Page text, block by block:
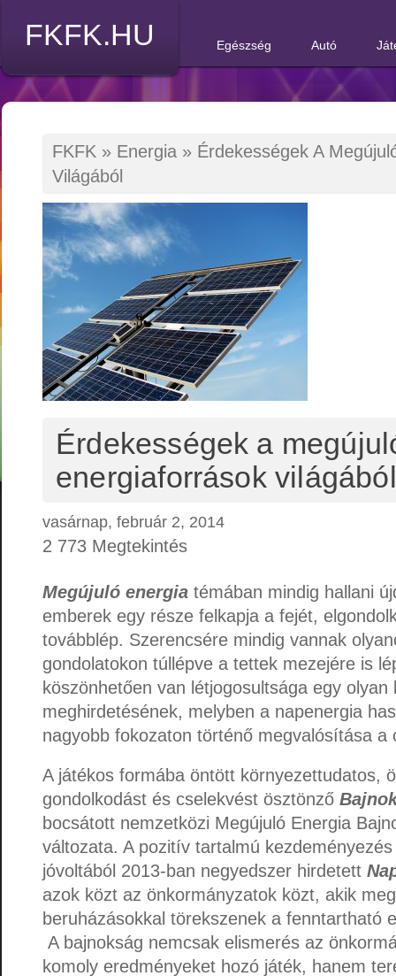
FKFK.HU Egészség Autó
FKFK » Energia » Érdekességek A
Világából
Érdekességek a
energiaforrások világából
vasárnap, február 2, 2014
2 773 Megtekintés
Megújuló energia témában mindig hallani
emberek egy része felkapja a fejét,
továbblép. Szerencsére mindig vannak
gondolatokon túllépve a tettek mezejére is
köszönhetően van létjogosultsága egy olyan
meghirdetésének, melyben a napenergia
nagyobb fokozaton történő megvalósítása a
A játékos formába öntött környezettudatos,
gondolkodást és cselekvést ösztönző
bocsátott nemzetközi Megújuló Energia
változata. A pozitív tartalmú
jóvoltából 2013-ban negyedszer hirdetett
azok közt az önkormányzatok közt, akik
beruházásokkal törekszenek a fenntartható
A bajnokság nemcsak elismerés az
komoly eredményeket hozó játék, hanem